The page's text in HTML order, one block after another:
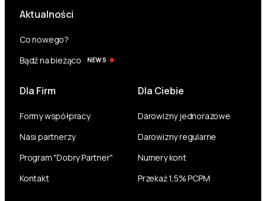
Aktualności
Co nowego?
Bądź na bieżąco
NEWS
Dla Firm
Formy współpracy
Nasi partnerzy
Program "Dobry Partner"
Kontakt
Dla Ciebie
Darowizny jednorazowe
Darowizny regularne
Numery kont
Przekaż 1,5% PCPM